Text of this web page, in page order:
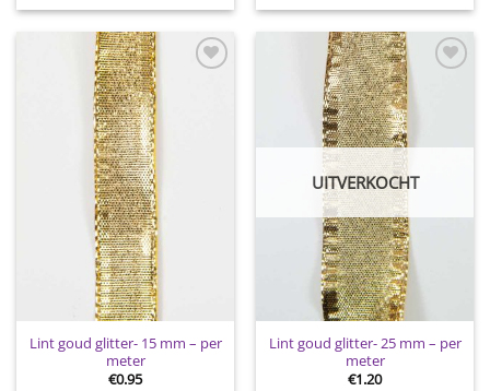
Lint goud glitter- 15 mm – per
meter
€0.95
Toevoegen
UITVERKOCHT
Lint goud glitter- 25 mm – per
meter
€1.20